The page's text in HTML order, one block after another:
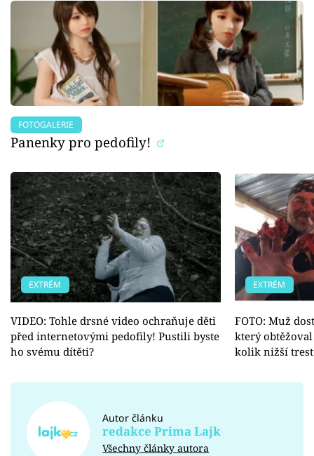
FOTOGALERIE
Panenky pro pedofily!
EXTRÉM
VIDEO: Tohle drsné video ochraňuje děti
před internetovými pedofily! Pustili byste
ho svému dítěti?
EXTRÉM
FOTO: Muž
který
kolik nižší
Autor článku
redakce Prima Lajk
Všechny články autora